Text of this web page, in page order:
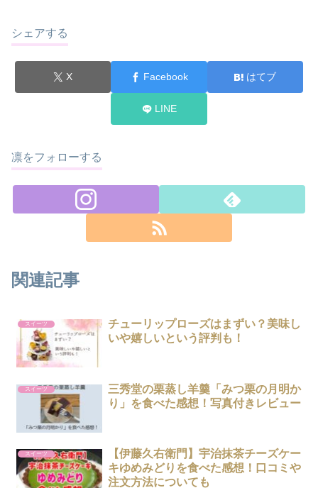
シェアする
X Facebook はてブ
LINE
凛をフォローする
関連記事
スイーツ
チューリップローズはまずい？美味し
いや嬉しいという評判も！
スイーツ
三秀堂の栗蒸し羊羹「みつ栗の月明か
り」を食べた感想！写真付きレビュー
スイーツ
【伊藤久右衛門】宇治抹茶チーズケー
キゆめみどりを食べた感想！口コミや
注文方法についても